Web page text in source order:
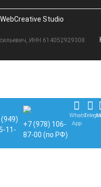
WebCreative Studio
ИНН 614052929308
11-
+7 (978) 106-
87-00 (по РФ)
Whats
App